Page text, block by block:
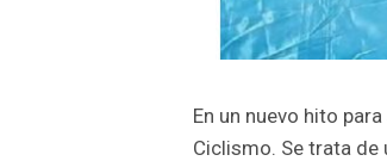
En un nuevo hito
Ciclismo. Se trata de